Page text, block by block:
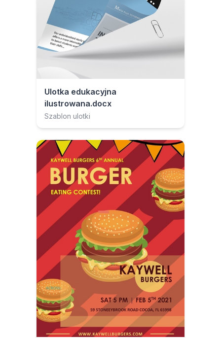
Ulotka edukacyjna
ilustrowana.docx
Szablon ulotki